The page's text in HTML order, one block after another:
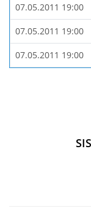
07.05.2011 19:00
07.05.2011 19:00
07.05.2011 19:00